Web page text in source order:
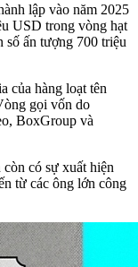
lập vào năm 2025
USD trong vòng hạt
số ấn tượng 700 triệu
của hàng loạt tên
gọi vốn do
BoxGroup và
có sự xuất hiện
từ các ông lớn công